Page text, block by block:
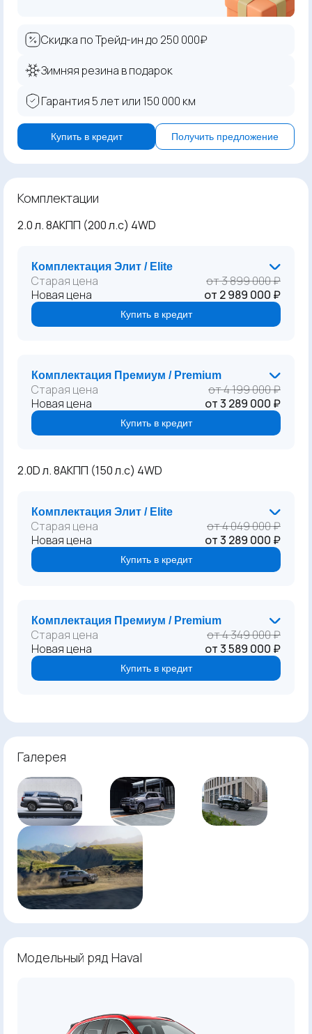
Скидка по Трейд-ин до 250 000₽
Зимняя резина в подарок
Гарантия 5 лет или 150 000 км
Купить в кредит Получить предложение
Комплектации
2.0 л. 8АКПП (200 л.с) 4WD
Комплектация Элит / Elite
Старая цена
от 3 899 000 ₽
Новая цена
от 2 989 000 ₽
Купить в кредит
Комплектация Премиум / Premium
Старая цена
от 4 199 000 ₽
Новая цена
от 3 289 000 ₽
Купить в кредит
2.0D л. 8АКПП (150 л.с) 4WD
Комплектация Элит / Elite
Старая цена
от 4 049 000 ₽
Новая цена
от 3 289 000 ₽
Купить в кредит
Комплектация Премиум / Premium
Старая цена
от 4 349 000 ₽
Новая цена
от 3 589 000 ₽
Купить в кредит
Галерея
Модельный ряд Haval